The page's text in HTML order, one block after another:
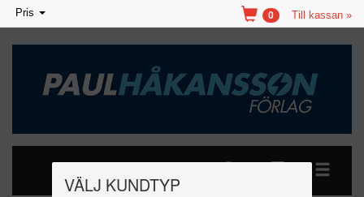
VÄLJ KUNDTYP
Toggle
navigation
Pris Till kassan »
0